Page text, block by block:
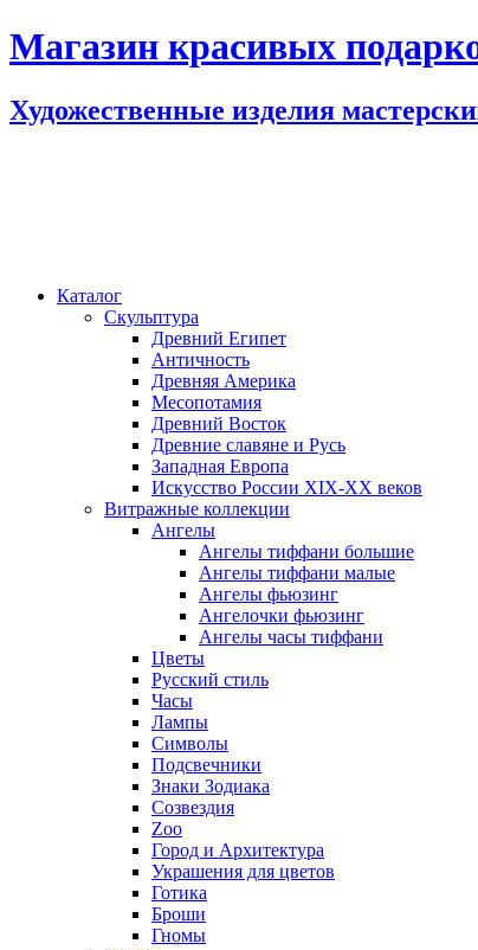
Магазин красивых
Художественные изделия
Каталог
Скульптура
Древний Египет
Античность
Древняя Америка
Месопотамия
Древний Восток
Древние славяне и Русь
Западная Европа
Искусство России XIX-XX веков
Витражные коллекции
Ангелы
Ангелы тиффани большие
Ангелы тиффани малые
Ангелы фьюзинг
Ангелочки фьюзинг
Ангелы часы тиффани
Цветы
Русский стиль
Часы
Лампы
Символы
Подсвечники
Знаки Зодиака
Созвездия
Zoo
Город и Архитектура
Украшения для цветов
Готика
Броши
Гномы